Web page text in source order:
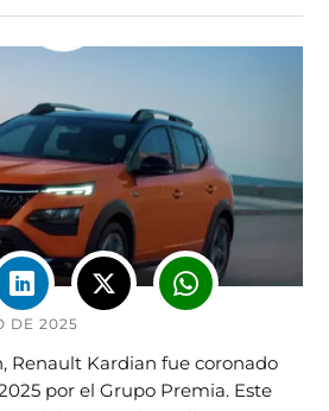
DE 2025
Renault Kardian fue coronado
por el Grupo Premia. Este